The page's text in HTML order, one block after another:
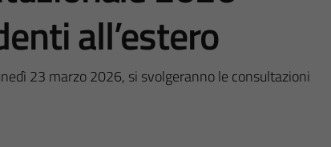
all’estero
23 marzo 2026, si svolgeranno le consultazioni